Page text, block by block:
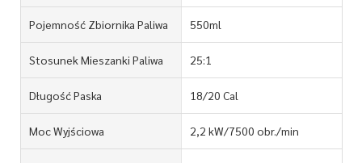
Pojemność Zbiornika Paliwa 550ml
Stosunek Mieszanki Paliwa 25:1
Długość Paska 18/20 Cal
Moc Wyjściowa 2,2 kW/7500 obr./min